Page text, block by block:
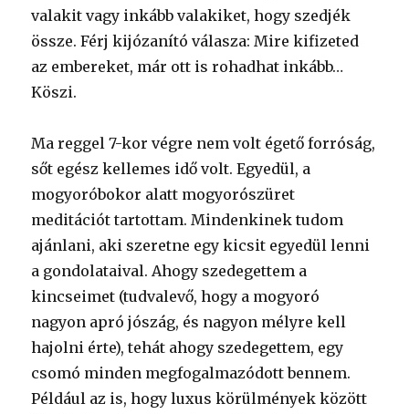
valakit vagy inkább valakiket, hogy szedjék
össze. Férj kijózanító válasza: Mire kifizeted
az embereket, már ott is rohadhat inkább…
Köszi.
Ma reggel 7-kor végre nem volt égető forróság,
sőt egész kellemes idő volt. Egyedül, a
mogyoróbokor alatt mogyorószüret
meditációt tartottam. Mindenkinek tudom
ajánlani, aki szeretne egy kicsit egyedül lenni
a gondolataival. Ahogy szedegettem a
kincseimet (tudvalevő, hogy a mogyoró
nagyon apró jószág, és nagyon mélyre kell
hajolni érte), tehát ahogy szedegettem, egy
csomó minden megfogalmazódott bennem.
Például az is, hogy luxus körülmények között